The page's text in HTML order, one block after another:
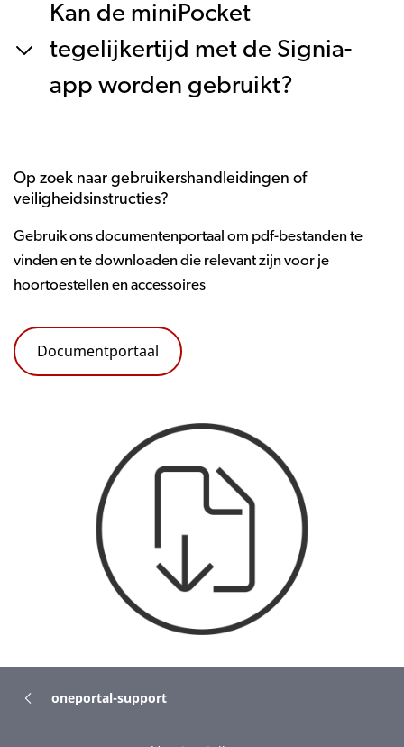
Kan de miniPocket
tegelijkertijd met de Signia-
app worden gebruikt?
Op zoek naar gebruikershandleidingen of
veiligheidsinstructies?
Gebruik ons documentenportaal om pdf-bestanden te
vinden en te downloaden die relevant zijn voor je
hoortoestellen en accessoires
Documentportaal
oneportal-support